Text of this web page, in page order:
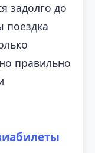
задолго до
поездка
правильно